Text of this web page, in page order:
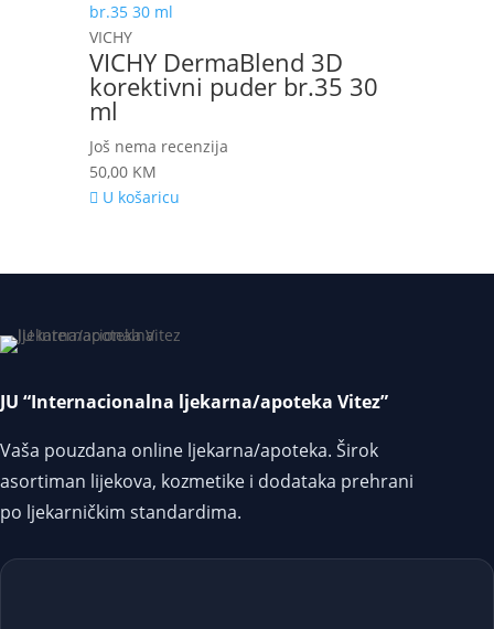
VICHY
VICHY DermaBlend 3D
korektivni puder br.35 30
ml
Još nema recenzija
50,00 KM
U košaricu
JU “Internacionalna ljekarna/apoteka Vitez”
Vaša pouzdana online ljekarna/apoteka. Širok
asortiman lijekova, kozmetike i dodataka prehrani
po ljekarničkim standardima.